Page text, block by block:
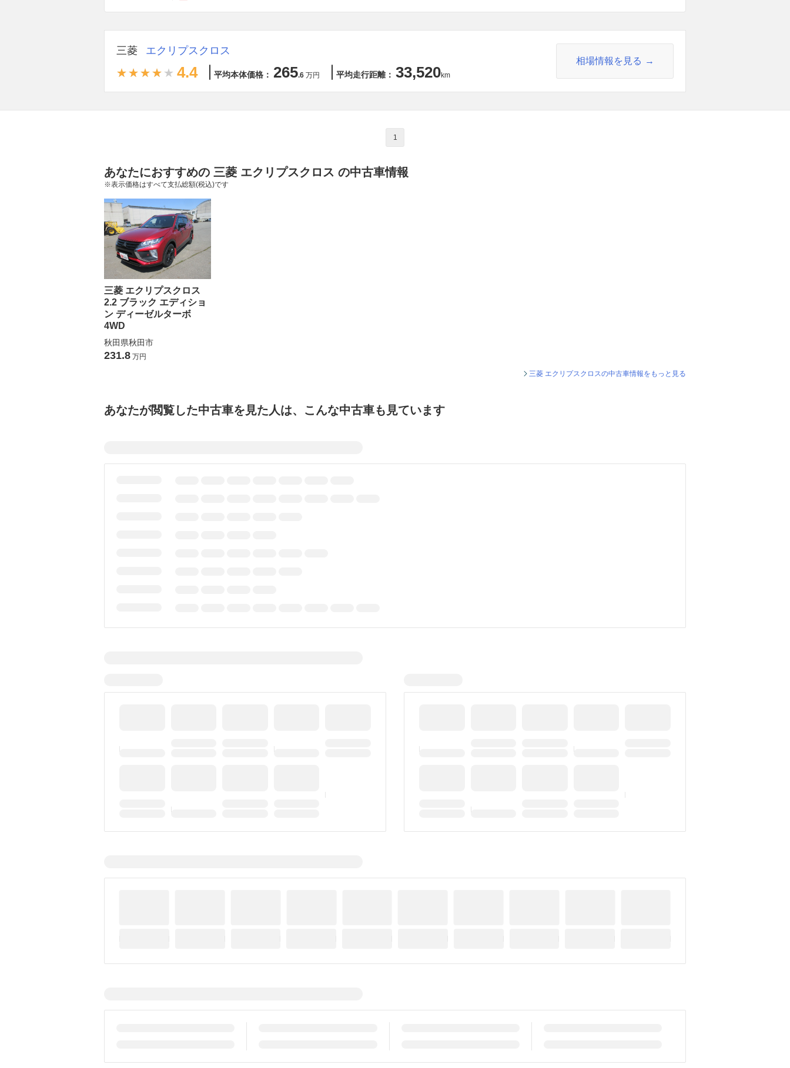
三菱 エクリプスクロス
4.4 平均本体価格： 265.6 万円 平均走行距離： 33,520km
相場情報を見る
1
あなたにおすすめの 三菱 エクリプスクロス の中古車情報
※表示価格はすべて支払総額(税込)です
三菱 エクリプスクロス
2.2 ブラック エディショ
ン ディーゼルターボ
4WD
秋田県秋田市
231.8 万円
三菱 エクリプスクロスの中古車情報をもっと見る
あなたが閲覧した中古車を見た人は、こんな中古車も見ています